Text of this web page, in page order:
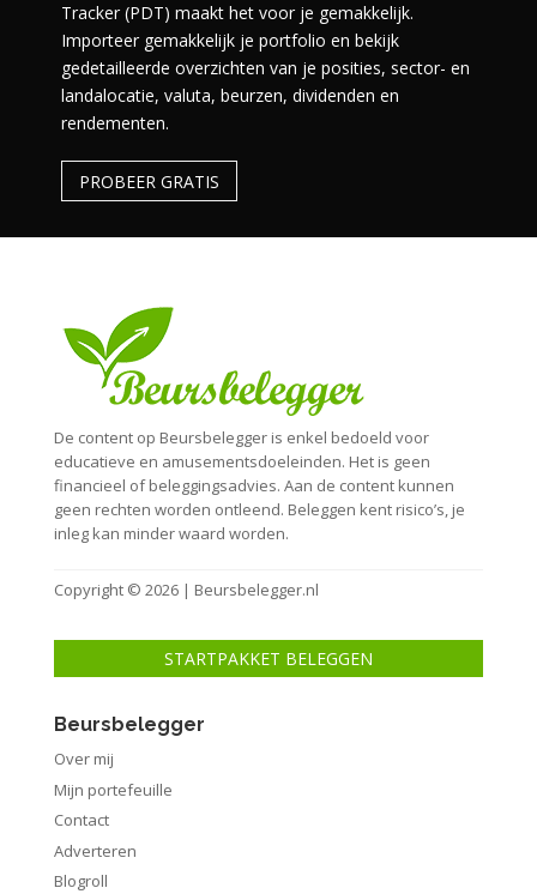
Tracker (PDT) maakt het voor je gemakkelijk.
Importeer gemakkelijk je portfolio en bekijk
gedetailleerde overzichten van je posities, sector- en
landalocatie, valuta, beurzen, dividenden en
rendementen.
PROBEER GRATIS
De content op Beursbelegger is enkel bedoeld voor
educatieve en amusementsdoeleinden. Het is geen
financieel of beleggingsadvies. Aan de content kunnen
geen rechten worden ontleend. Beleggen kent risico’s, je
inleg kan minder waard worden.
Copyright © 2026 | Beursbelegger.nl
STARTPAKKET BELEGGEN
Beursbelegger
Over mij
Mijn portefeuille
Contact
Adverteren
Blogroll